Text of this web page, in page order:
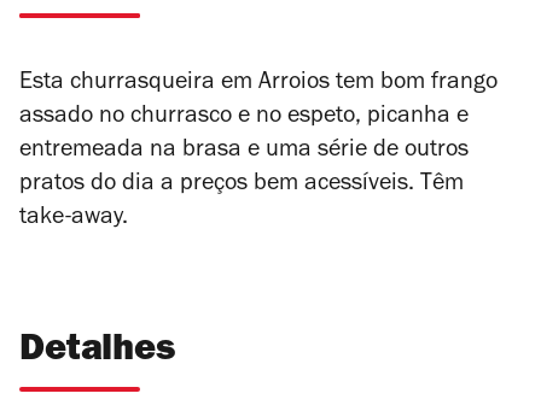
Esta churrasqueira em Arroios tem bom frango
assado no churrasco e no espeto, picanha e
entremeada na brasa e uma série de outros
pratos do dia a preços bem acessíveis. Têm
take-away.
Detalhes